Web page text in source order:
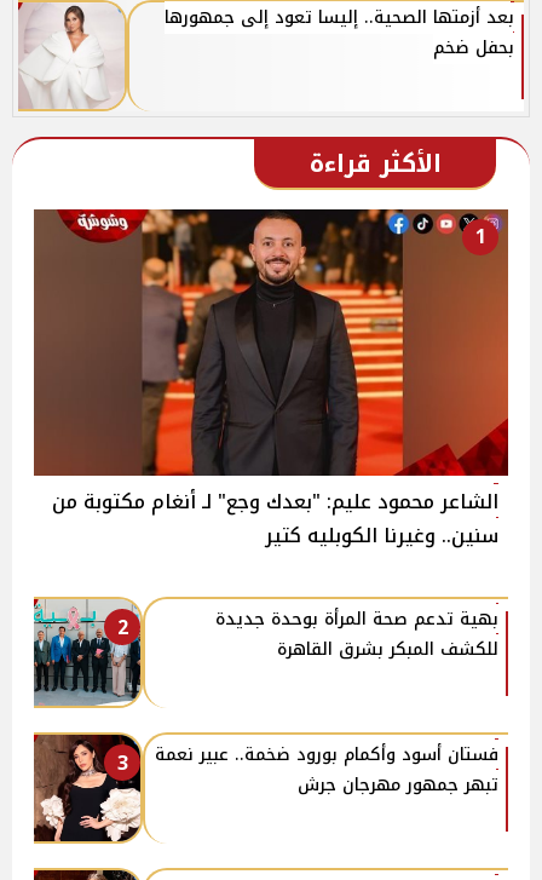
بعد أزمتها الصحية.. إليسا تعود إلى جمهورها
بحفل ضخم
الأكثر قراءة
1
الشاعر محمود عليم: "بعدك وجع" لـ أنغام مكتوبة من
سنين.. وغيرنا الكوبليه كتير
2
بهية تدعم صحة المرأة بوحدة جديدة
للكشف المبكر بشرق القاهرة
3
فستان أسود وأكمام بورود ضخمة.. عبير نعمة
تبهر جمهور مهرجان جرش